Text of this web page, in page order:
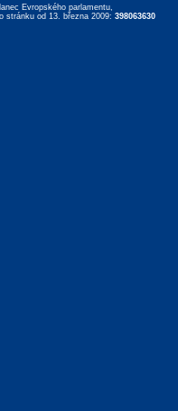
Evropského parlamentu,
stránku od 13. března 2009: 398063630